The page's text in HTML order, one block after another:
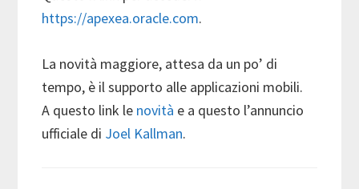
https://apexea.oracle.com.
La novità maggiore, attesa da un po’ di
tempo, è il supporto alle applicazioni mobili.
A questo link le novità e a questo l’annuncio
ufficiale di Joel Kallman.